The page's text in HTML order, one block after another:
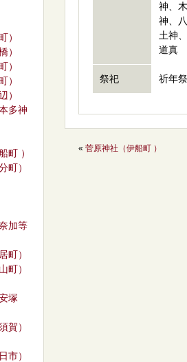
神、
神、
土神
道真
祭祀 祈年
« 菅原神社（伊船町 ）
）
）
）
）
）
多神
町 ）
町）
加等
町）
町）
塚
賀）
市）